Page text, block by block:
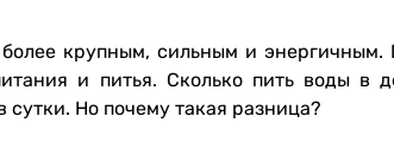
крупным, сильным и энергичным.
и питья. Сколько пить воды в
сутки. Но почему такая разница?